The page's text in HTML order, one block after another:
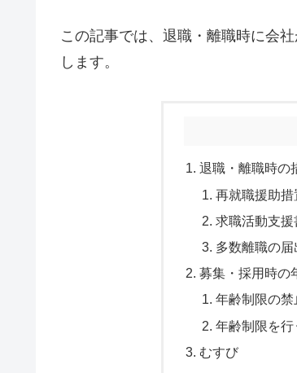
この記事では、退職・離職時に会
します。
退職・離職時の
再就職援助措
求職活動支援
多数離職の届
募集・採用時の
年齢制限の禁
年齢制限を行
むすび